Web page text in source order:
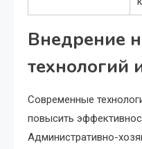
Внедрение
технологий
Современные
повысить
Административно-